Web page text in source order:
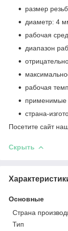
размер
диаметр: 4
рабочая
диапазон
рабочая
применимые
страна-
Посетите сайт
Скрыть
Основные
Страна
Тип